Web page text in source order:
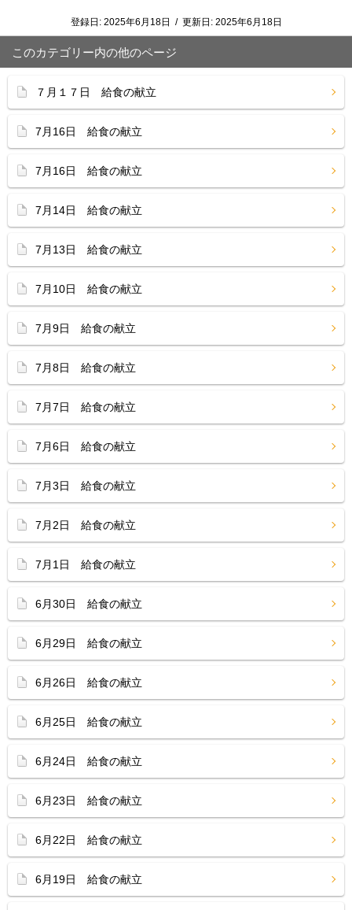
登録日: 2025年6月18日 / 更新日: 2025年6月18日
このカテゴリー内の他のページ
７月１７日 給食の献立
7月16日 給食の献立
7月16日 給食の献立
7月14日 給食の献立
7月13日 給食の献立
7月10日 給食の献立
7月9日 給食の献立
7月8日 給食の献立
7月7日 給食の献立
7月6日 給食の献立
7月3日 給食の献立
7月2日 給食の献立
7月1日 給食の献立
6月30日 給食の献立
6月29日 給食の献立
6月26日 給食の献立
6月25日 給食の献立
6月24日 給食の献立
6月23日 給食の献立
6月22日 給食の献立
6月19日 給食の献立